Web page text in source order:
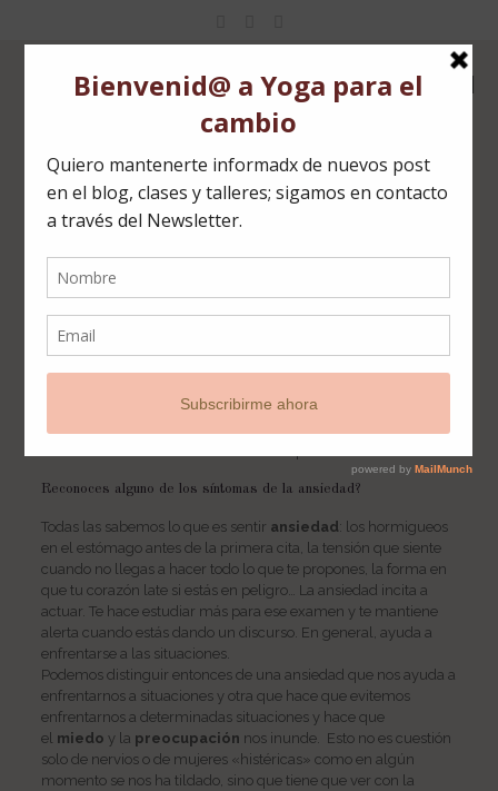
Yoga para la ansiedad
dolencias del siglo XXI. El Instituto Nacional de Estadística (INE)
notablemente. Se estima también que una de cada tres
personas en España toma o ha tomado algún medicamento
Reconoces alguno de los síntomas de la ansiedad?
Todas las sabemos lo que es sentir ansiedad : los hormigueos
en el estómago antes de la primera cita, la tensión que siente
cuando no llegas a hacer todo lo que te propones, la forma en
que tu corazón late si estás en peligro… La ansiedad incita a
actuar. Te hace estudiar más para ese examen y te mantiene
alerta cuando estás dando un discurso. En general, ayuda a
enfrentarse a las situaciones.
Podemos distinguir entonces de una ansiedad que nos ayuda a
enfrentarnos a situaciones y otra que hace que evitemos
enfrentarnos a determinadas situaciones y hace que
el miedo y la preocupación nos inunde. Esto no es cuestión
solo de nervios o de mujeres «histéricas» como en algún
momento se nos ha tildado, sino que tiene que ver con la